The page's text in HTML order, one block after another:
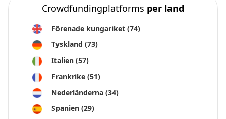
Crowdfundingplatforms per land
Förenade kungariket (74)
Tyskland (73)
Italien (57)
Frankrike (51)
Nederländerna (34)
Spanien (29)